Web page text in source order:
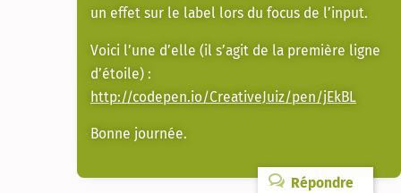
un effet sur le label lors du focus de l’input.
Voici l’une d’elle (il s’agit de la première ligne
d’étoile) :
http://codepen.io/CreativeJuiz/pen/jEkBL
Bonne journée.
Répondre